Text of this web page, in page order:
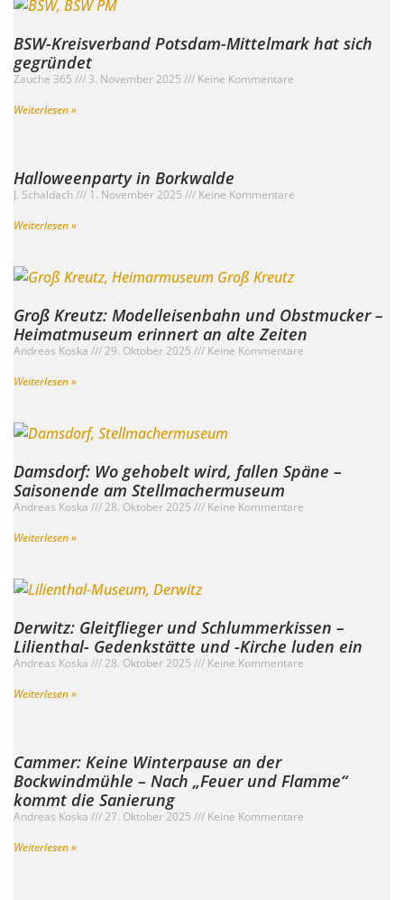
BSW-Kreisverband Potsdam-Mittelmark hat sich
gegründet
Zauche 365 3. November 2025
Keine Kommentare
Weiterlesen »
Halloweenparty in Borkwalde
J. Schaldach 1. November 2025
Keine Kommentare
Weiterlesen »
Groß Kreutz: Modelleisenbahn und Obstmucker –
Heimatmuseum erinnert an alte Zeiten
Andreas Koska 29. Oktober 2025
Keine Kommentare
Weiterlesen »
Damsdorf: Wo gehobelt wird, fallen Späne –
Saisonende am Stellmachermuseum
Andreas Koska 28. Oktober 2025
Keine Kommentare
Weiterlesen »
Derwitz: Gleitflieger und Schlummerkissen –
Lilienthal- Gedenkstätte und -Kirche luden ein
Andreas Koska 28. Oktober 2025
Keine Kommentare
Weiterlesen »
Cammer: Keine Winterpause an der
Bockwindmühle – Nach „Feuer und Flamme“
kommt die Sanierung
Andreas Koska 27. Oktober 2025
Keine Kommentare
Weiterlesen »